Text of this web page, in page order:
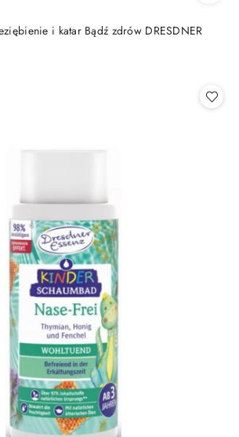
i katar Bądź zdrów DRESDNER